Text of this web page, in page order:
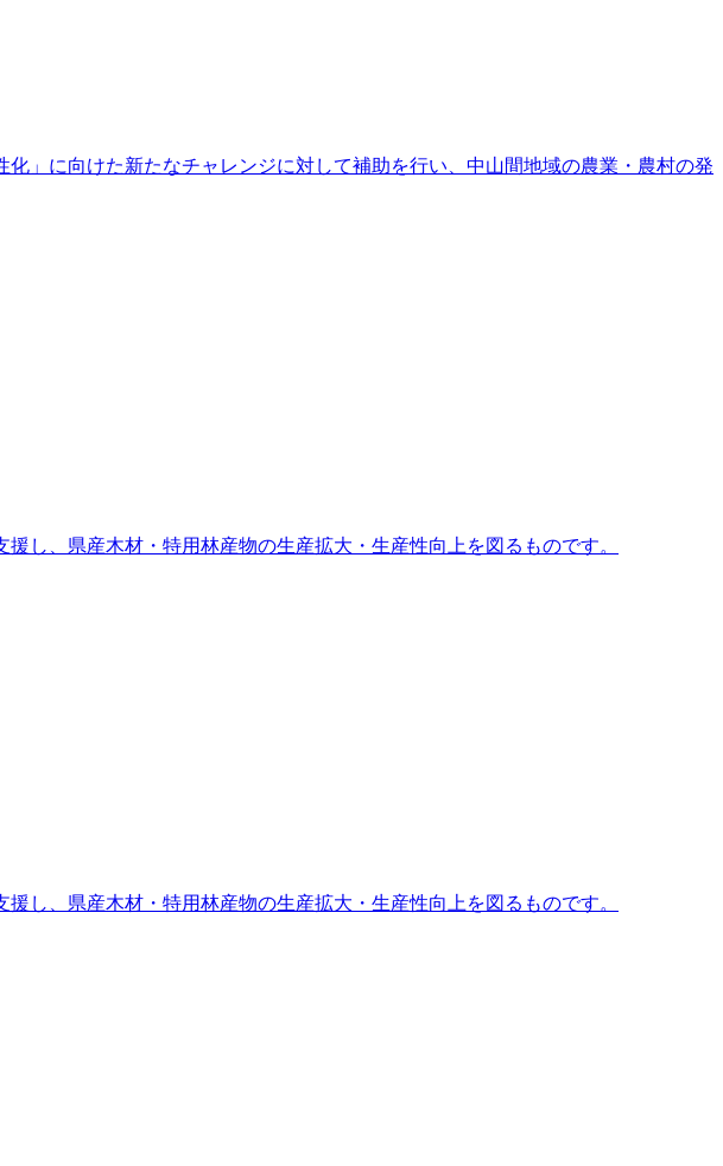
」に向けた新たなチャレンジに対して補助を行い、中山間地域の農業・農村の発
し、県産木材・特用林産物の生産拡大・生産性向上を図るものです。
し、県産木材・特用林産物の生産拡大・生産性向上を図るものです。